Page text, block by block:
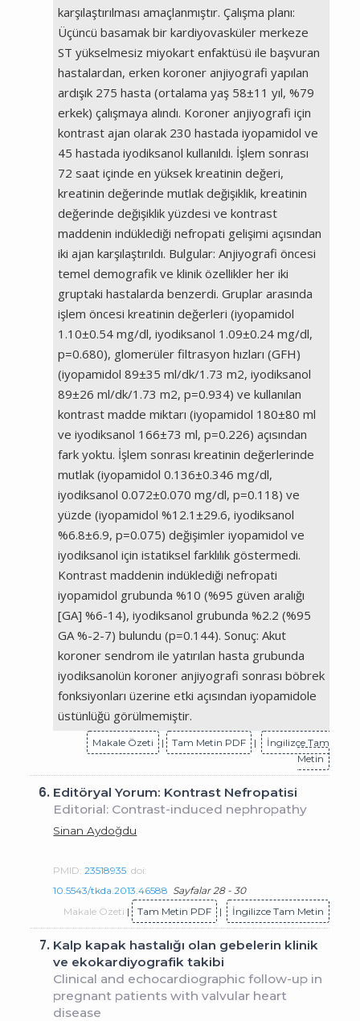
karşılaştırılması amaçlanmıştır. Çalışma planı:
Üçüncü basamak bir kardiyovasküler merkeze
ST yükselmesiz miyokart enfaktüsü ile başvuran
hastalardan, erken koroner anjiyografi yapılan
ardışık 275 hasta (ortalama yaş 58±11 yıl, %79
erkek) çalışmaya alındı. Koroner anjiyografi için
kontrast ajan olarak 230 hastada iyopamidol ve
45 hastada iyodiksanol kullanıldı. İşlem sonrası
72 saat içinde en yüksek kreatinin değeri,
kreatinin değerinde mutlak değişiklik, kreatinin
değerinde değişiklik yüzdesi ve kontrast
maddenin indüklediği nefropati gelişimi açısından
iki ajan karşılaştırıldı. Bulgular: Anjiyografi öncesi
temel demografik ve klinik özellikler her iki
gruptaki hastalarda benzerdi. Gruplar arasında
işlem öncesi kreatinin değerleri (iyopamidol
1.10±0.54 mg/dl, iyodiksanol 1.09±0.24 mg/dl,
p=0.680), glomerüler filtrasyon hızları (GFH)
(iyopamidol 89±35 ml/dk/1.73 m2, iyodiksanol
89±26 ml/dk/1.73 m2, p=0.934) ve kullanılan
kontrast madde miktarı (iyopamidol 180±80 ml
ve iyodiksanol 166±73 ml, p=0.226) açısından
fark yoktu. İşlem sonrası kreatinin değerlerinde
mutlak (iyopamidol 0.136±0.346 mg/dl,
iyodiksanol 0.072±0.070 mg/dl, p=0.118) ve
yüzde (iyopamidol %12.1±29.6, iyodiksanol
%6.8±6.9, p=0.075) değişimler iyopamidol ve
iyodiksanol için istatiksel farklılık göstermedi.
Kontrast maddenin indüklediği nefropati
iyopamidol grubunda %10 (%95 güven aralığı
[GA] %6-14), iyodiksanol grubunda %2.2 (%95
GA %-2-7) bulundu (p=0.144). Sonuç: Akut
koroner sendrom ile yatırılan hasta grubunda
iyodiksanolün koroner anjiyografi sonrası böbrek
fonksiyonları üzerine etki açısından iyopamidole
üstünlüğü görülmemiştir.
Makale Özeti | Tam Metin PDF |
İngilizce Tam
Metin
6. Editöryal Yorum: Kontrast Nefropatisi
Editorial: Contrast-induced nephropathy
Sinan Aydoğdu
PMID:23518935 doi:
10.5543/tkda.2013.46588 Sayfalar 28 - 30
Makale Özeti | Tam Metin PDF | İngilizce Tam Metin
7. Kalp kapak hastalığı olan gebelerin klinik
ve ekokardiyografik takibi
Clinical and echocardiographic follow-up in
pregnant patients with valvular heart
disease